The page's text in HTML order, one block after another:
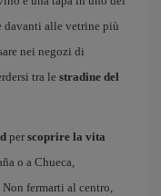
davanti alle vetrine più
nei negozi di
tra le stradine del
per scoprire la vita
o a Chueca,
fermarti al centro,